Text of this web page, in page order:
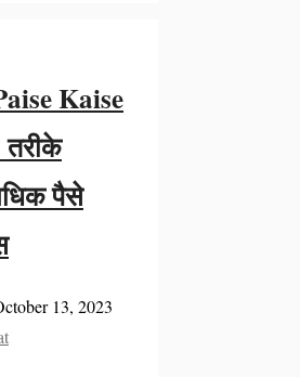
Kaise
पैसे
13, 2023